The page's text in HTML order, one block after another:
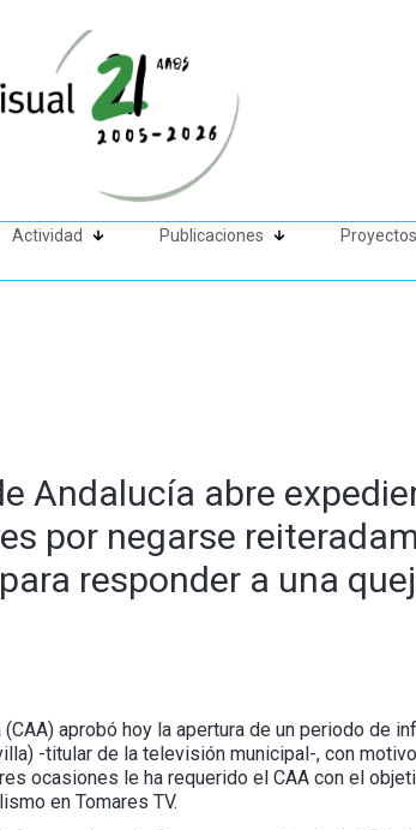
Actividad Publicaciones Proyectos
Andalucía abre
por negarse
responder a una
aprobó hoy la apertura de un periodo de
-titular de la televisión municipal-, con
ocasiones le ha requerido el CAA con el
en Tomares TV.